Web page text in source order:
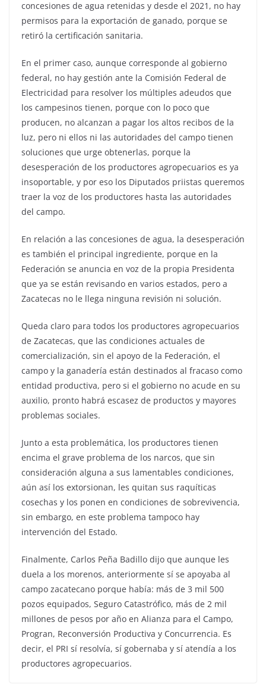
concesiones de agua retenidas y desde el 2021, no hay
permisos para la exportación de ganado, porque se
retiró la certificación sanitaria.
En el primer caso, aunque corresponde al gobierno
federal, no hay gestión ante la Comisión Federal de
Electricidad para resolver los múltiples adeudos que
los campesinos tienen, porque con lo poco que
producen, no alcanzan a pagar los altos recibos de la
luz, pero ni ellos ni las autoridades del campo tienen
soluciones que urge obtenerlas, porque la
desesperación de los productores agropecuarios es ya
insoportable, y por eso los Diputados priistas queremos
traer la voz de los productores hasta las autoridades
del campo.
En relación a las concesiones de agua, la desesperación
es también el principal ingrediente, porque en la
Federación se anuncia en voz de la propia Presidenta
que ya se están revisando en varios estados, pero a
Zacatecas no le llega ninguna revisión ni solución.
Queda claro para todos los productores agropecuarios
de Zacatecas, que las condiciones actuales de
comercialización, sin el apoyo de la Federación, el
campo y la ganadería están destinados al fracaso como
entidad productiva, pero si el gobierno no acude en su
auxilio, pronto habrá escasez de productos y mayores
problemas sociales.
Junto a esta problemática, los productores tienen
encima el grave problema de los narcos, que sin
consideración alguna a sus lamentables condiciones,
aún así los extorsionan, les quitan sus raquíticas
cosechas y los ponen en condiciones de sobrevivencia,
sin embargo, en este problema tampoco hay
intervención del Estado.
Finalmente, Carlos Peña Badillo dijo que aunque les
duela a los morenos, anteriormente sí se apoyaba al
campo zacatecano porque había: más de 3 mil 500
pozos equipados, Seguro Catastrófico, más de 2 mil
millones de pesos por año en Alianza para el Campo,
Progran, Reconversión Productiva y Concurrencia. Es
decir, el PRI sí resolvía, sí gobernaba y sí atendía a los
productores agropecuarios.